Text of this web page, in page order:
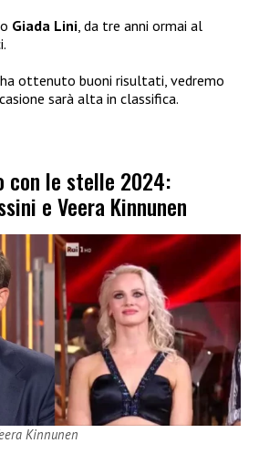
Giada Lini, da tre anni ormai al
ottenuto buoni risultati, vedremo
sarà alta in classifica.
con le stelle 2024:
e Veera Kinnunen
Kinnunen